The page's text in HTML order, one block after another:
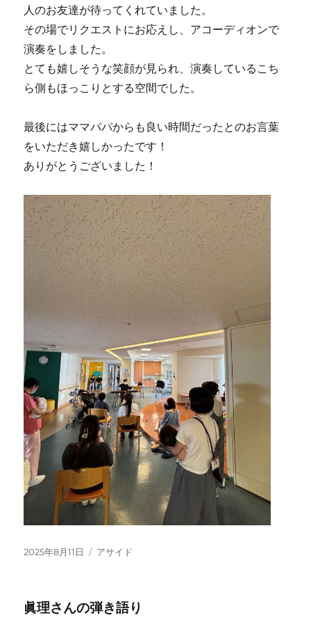
人のお友達が待ってくれていました。
その場でリクエストにお応えし、アコーディオンで
演奏をしました。
とても嬉しそうな笑顔が見られ、演奏しているこち
ら側もほっこりとする空間でした。
最後にはママパパからも良い時間だったとのお言葉
をいただき嬉しかったです！
ありがとうございました！
投
2025年8月11日
フ
ッ
アサイド
眞理さんの弾き語り